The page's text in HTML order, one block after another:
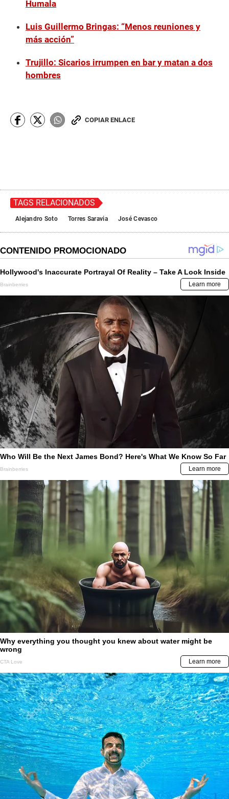
Humala
Luis Guillermo Bringas: “Menos reuniones y
más acción”
Trujillo: Sicarios irrumpen en bar y matan a dos
hombres
COPIAR ENLACE
TAGS RELACIONADOS
Alejandro Soto Torres Saravia José Cevasco